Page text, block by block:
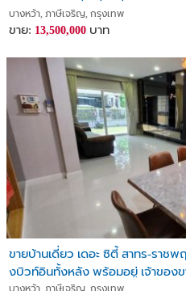
บางหว้า, ภาษีเจริญ, กรุงเทพ
ขาย: 13,500,000 บาท
ขายบ้านเดี่ยว เดอะ ซิตี้ สาทร-ราช
งบิวท์อินทั้งหลัง พร้อมอยู่ เจ้าของข
บางหว้า, ภาษีเจริญ, กรุงเทพ